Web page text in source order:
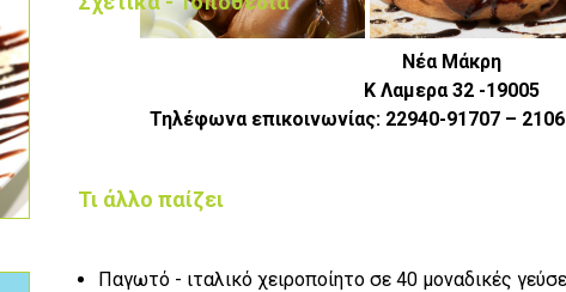
Νέα Μάκρη
Κ Λαμερα 32 -19005
Τηλέφωνα επικοινωνίας: 22940-91707 –
Τι άλλο παίζει
Παγωτό - ιταλικό χειροποίητο σε 40 μοναδικές